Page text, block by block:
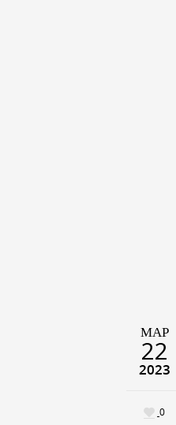
ΜΑΡ
22
2023
0